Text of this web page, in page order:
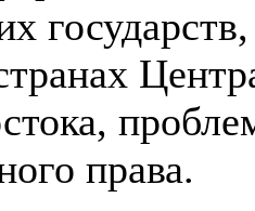
права.